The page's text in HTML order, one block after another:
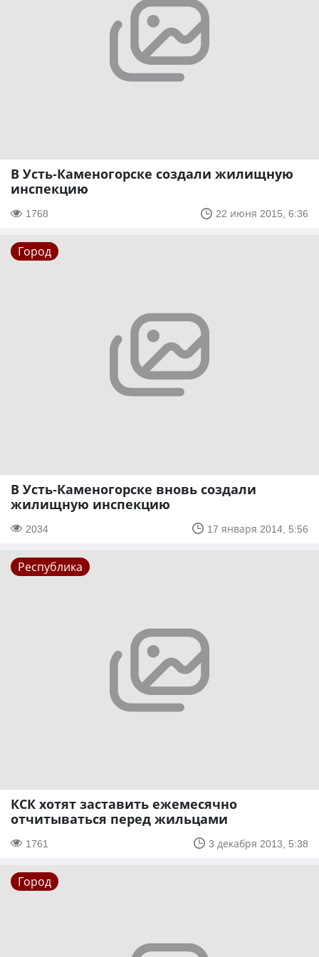
В Усть-Каменогорске создали жилищную
инспекцию
1768 22 июня 2015, 6:36
Город
В Усть-Каменогорске вновь создали
жилищную инспекцию
2034 17 января 2014, 5:56
Республика
КСК хотят заставить ежемесячно
отчитываться перед жильцами
1761 3 декабря 2013, 5:38
Город